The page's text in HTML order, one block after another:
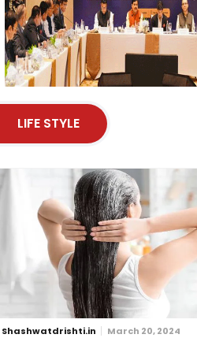
LIFE STYLE
Shashwatdrishti.in March 20, 2024